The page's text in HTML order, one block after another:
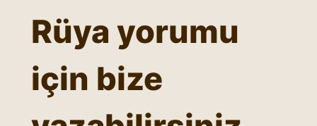
Rüya yorumu
için bize